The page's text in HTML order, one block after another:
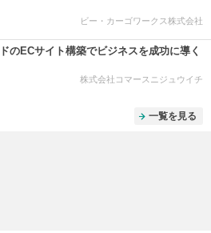
ビー・カーゴワークス株式会社
のECサイト構築でビジネスを成功に導く
株式会社コマースニジュウイチ
一覧を見る